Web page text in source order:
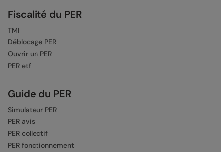
Fiscalité du PER
TMI
Déblocage PER
Ouvrir un PER
PER etf
Guide du PER
Simulateur PER
PER avis
PER collectif
PER fonctionnement